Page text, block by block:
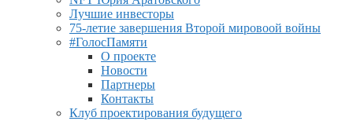
Лучшие инвесторы
75-летие завершения Второй мировоой войны
#ГолосПамяти
О проекте
Новости
Партнеры
Контакты
Клуб проектирования будущего